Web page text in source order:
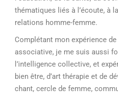
thématiques liés à l’écoute, à
relations homme-femme.
Complétant mon expérience
associative, je me suis aussi
l’intelligence collective, et
bien être, d’art thérapie et de
chant, cercle de femme,